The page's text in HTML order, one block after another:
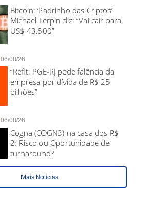
Bitcoin: ‘Padrinho das Criptos’
Michael Terpin diz: “Vai cair para
US$ 43.500”
06/08/26
“Refit: PGE-RJ pede falência da
empresa por dívida de R$ 25
bilhões”
06/08/26
Cogna (COGN3) na casa dos R$
2: Risco ou Oportunidade de
turnaround?
Mais Noticias